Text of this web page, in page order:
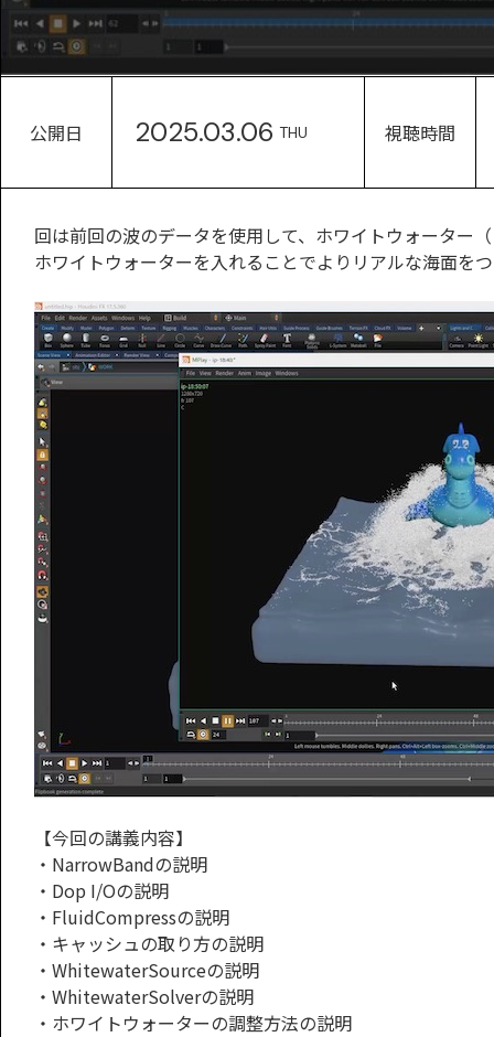
公開日 2025.03.06 THU 視聴時間
回は前回の波のデータを使用して、ホワイトウォーター
ホワイトウォーターを入れることでよりリアルな海面を
【今回の講義内容】
・NarrowBandの説明
・Dop I/Oの説明
・FluidCompressの説明
・キャッシュの取り方の説明
・WhitewaterSourceの説明
・WhitewaterSolverの説明
・ホワイトウォーターの調整方法の説明